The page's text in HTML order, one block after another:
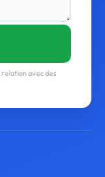
avec des